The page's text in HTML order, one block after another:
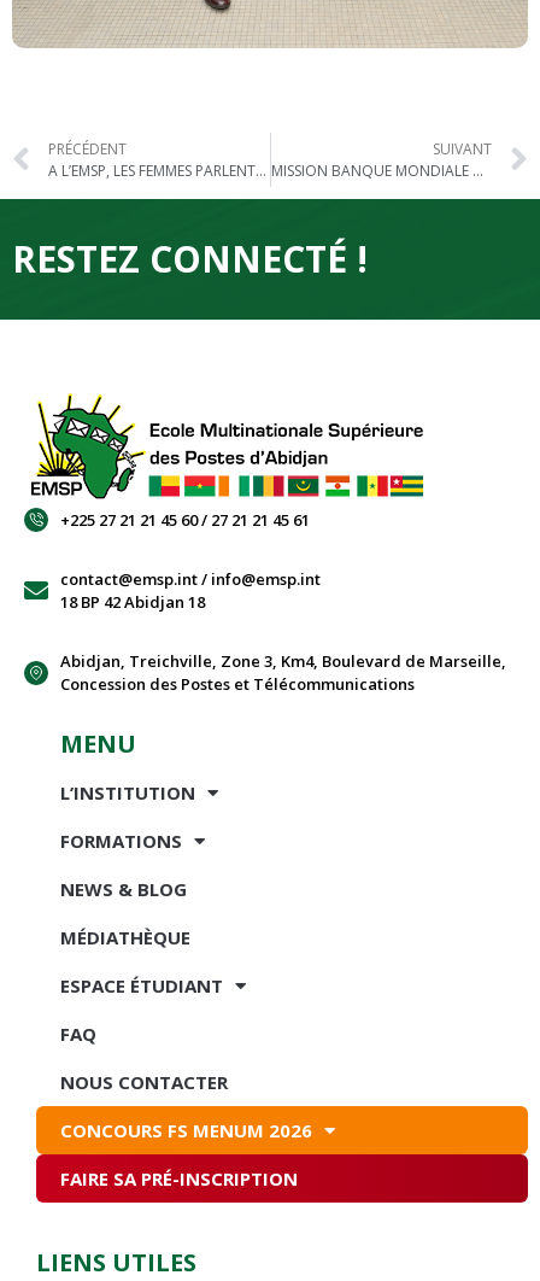
PRÉCÉDENT
A L’EMSP, LES FEMMES PARLENT DE LEURS DROITS
SUIVANT
MISSION BANQUE MONDIALE À L’EMSP
RESTEZ CONNECTÉ !
+225 27 21 21 45 60 / 27 21 21 45 61
contact@emsp.int / info@emsp.int
18 BP 42 Abidjan 18
Abidjan, Treichville, Zone 3, Km4, Boulevard de Marseille,
Concession des Postes et Télécommunications
MENU
L’INSTITUTION
FORMATIONS
NEWS & BLOG
MÉDIATHÈQUE
ESPACE ÉTUDIANT
FAQ
NOUS CONTACTER
CONCOURS FS MENUM 2026
FAIRE SA PRÉ-INSCRIPTION
LIENS UTILES